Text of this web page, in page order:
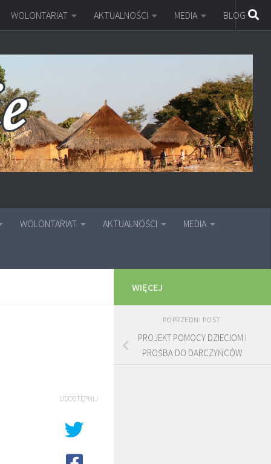
WOLONTARIAT AKTUALNOŚCI MEDIA BLOG
WOLONTARIAT AKTUALNOŚCI MEDIA
UDOSTĘPNIJ
WIĘCEJ
POPRZEDNI POST
PROJEKT POMOCY DZIECIOM I
PROŚBA DO DARCZYŃCÓW